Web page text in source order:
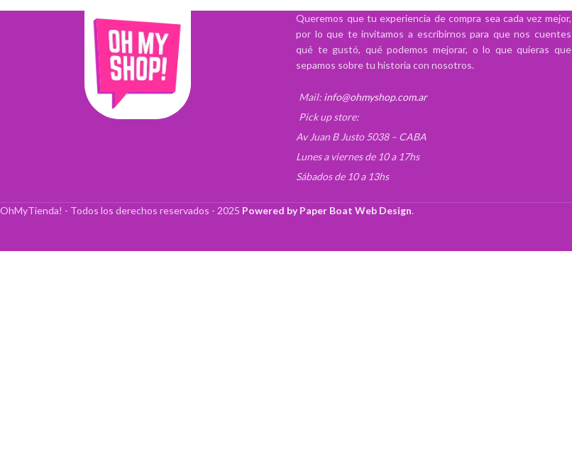
Queremos que tu experiencia de compra sea cada vez mejor,
por lo que te invitamos a escribirnos para que nos cuentes
qué te gustó, qué podemos mejorar, o lo que quieras que
sepamos sobre tu historia con nosotros.
Mail: info@ohmyshop.com.ar
Pick up store:
Av Juan B Justo 5038 – CABA
Lunes a viernes de 10 a 17hs
Sábados de 10 a 13hs
OhMyTienda! - Todos los derechos reservados - 2025 Powered by Paper Boat Web Design.